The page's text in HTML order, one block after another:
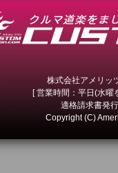
株式会社アメリ
[ 営業時間：平日(水
適格請求書発
Copyright (C)